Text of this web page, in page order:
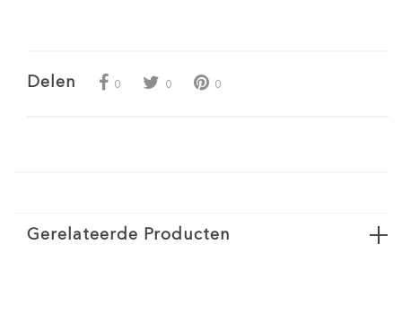
Delen 0 0 0
Gerelateerde Producten